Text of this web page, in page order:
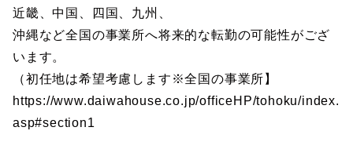
近畿、中国、四国、九州、
沖縄など全国の事業所へ将来的な転勤の可能性がござ
います。
（初任地は希望考慮します※全国の事業所】
https://www.daiwahouse.co.jp/officeHP/tohoku/index.
asp#section1